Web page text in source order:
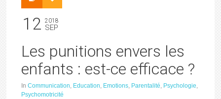
12 2018
SEP
Les punitions envers les
enfants : est-ce efficace ?
InCommunication, Education, Emotions, Parentalité, Psychologie,
Psychomotricité